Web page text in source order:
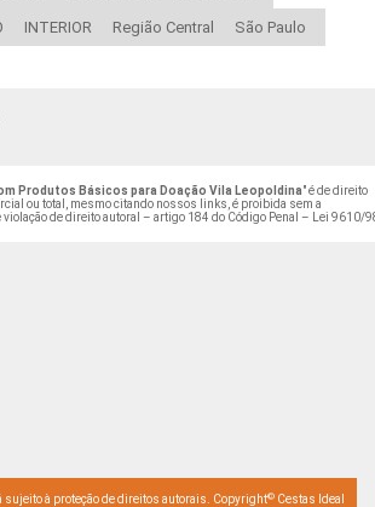
INTERIOR Região Central São Paulo
Produtos Básicos para Doação Vila Leopoldina" é de direito
ou total, mesmo citando nossos links, é proibida sem a
de direito autoral – artigo 184 do Código Penal –
Lei 9610/
sujeito à proteção de direitos autorais. Copyright© Cestas Ideal